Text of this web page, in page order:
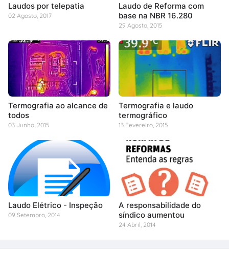
Laudos por telepatia
02 Agosto, 2017
Laudo de Reforma com
base na NBR 16.280
29 Agosto, 2015
Termografia ao alcance de
todos
03 Junho, 2015
Termografia e laudo
termográfico
13 Fevereiro, 2015
Laudo Elétrico - Inspeção
09 Setembro, 2014
A responsabilidade do
síndico aumentou
24 Abril, 2014